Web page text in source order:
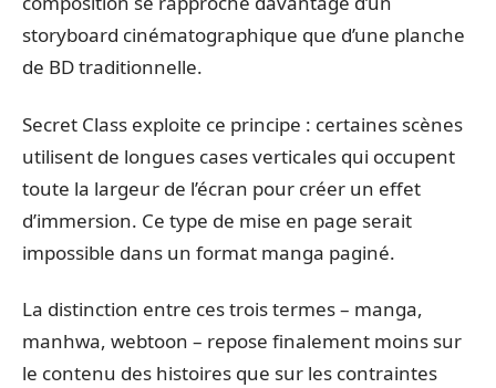
storyboard cinématographique que d’une planche
de BD traditionnelle.
Secret Class exploite ce principe : certaines scènes
utilisent de longues cases verticales qui occupent
toute la largeur de l’écran pour créer un effet
d’immersion. Ce type de mise en page serait
impossible dans un format manga paginé.
La distinction entre ces trois termes – manga,
manhwa, webtoon – repose finalement moins sur
le contenu des histoires que sur les contraintes